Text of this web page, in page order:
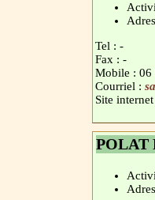
Tel : -
Fax : -
Mobile : 06
Courriel :
Site internet
POLAT